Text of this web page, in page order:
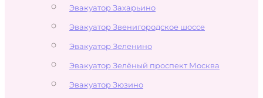
Эвакуатор Захарьино
Эвакуатор Звенигородское шоссе
Эвакуатор Зеленино
Эвакуатор Зелёный проспект Москва
Эвакуатор Зюзино